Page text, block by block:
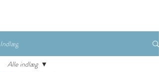
Indlæg
Alle indlæg